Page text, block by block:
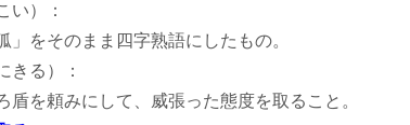
い）：
」をそのまま四字熟語にしたもの。
きる）：
盾を頼みにして、威張った態度を取ること。